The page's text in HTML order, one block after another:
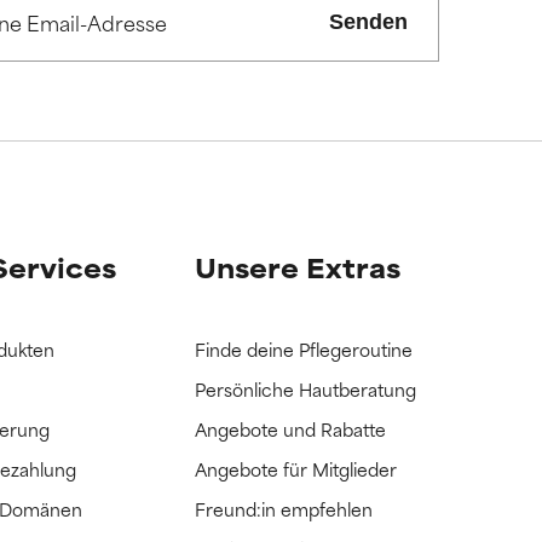
Senden
Unsere Extras
Finde deine Pflegeroutine
Persönliche Hautberatung
Angebote und Rabatte
Angebote für Mitglieder
Freund:in empfehlen